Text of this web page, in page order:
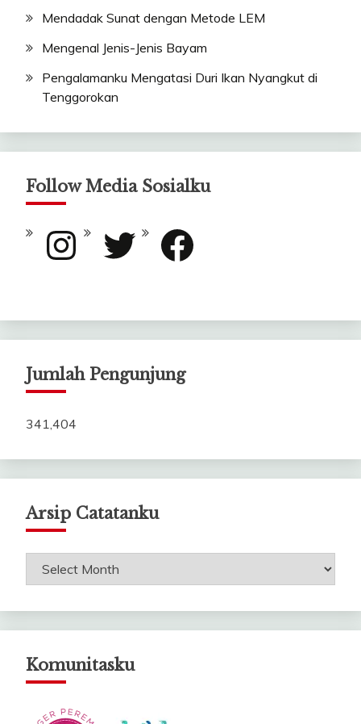
Mendadak Sunat dengan Metode LEM
Mengenal Jenis-Jenis Bayam
Pengalamanku Mengatasi Duri Ikan Nyangkut di
Tenggorokan
Follow Media Sosialku
Instagram Twitter Facebook
Jumlah Pengunjung
341,404
Arsip Catatanku
Arsip
Komunitasku